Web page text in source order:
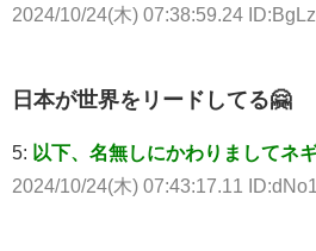
2024/10/24(木) 07:38:59.24
日本が世界をリードしてる🤗
5: 以下、名無しにかわりましてネ
2024/10/24(木) 07:43:17.11